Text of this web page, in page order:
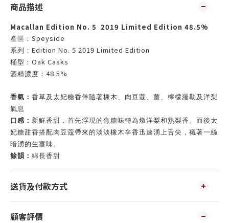
商品描述
Macallan Edition No. 5 2019 Limited Edition 48.5%
產區： Speyside
系列： Edition No. 5 2019 Limited Edition
桶型： Oak Casks
酒精濃度： 48.5%
香氣： 香草及太妃糖香伴隨著橡木、肉豆蔻、薑、檸檬羅勒及洋梨
氣息
口感： 新鮮香甜，首先浮現的焦糖味轉為燉洋梨和熟梨香。而後太
妃糖甜香搭配肉豆蔻帶來的淡淡橡木辛香迅速湧上舌尖，襯著一絲
暗湧的生薑味。
餘韻： 綿長香甜
送貨及付款方式
顧客評價